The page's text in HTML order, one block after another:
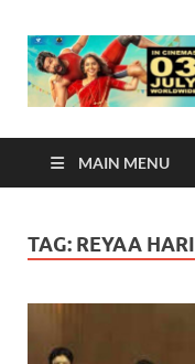
MAIN MENU
TAG: REYAA HARI